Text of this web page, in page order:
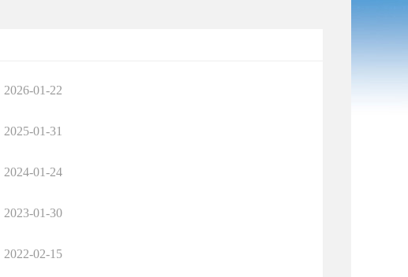
2026-01-22
2025-01-31
2024-01-24
2023-01-30
2022-02-15